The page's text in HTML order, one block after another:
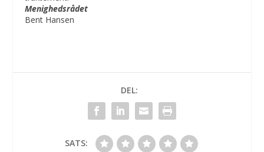
Menighedsrådet
Bent Hansen
DEL:
SATS: